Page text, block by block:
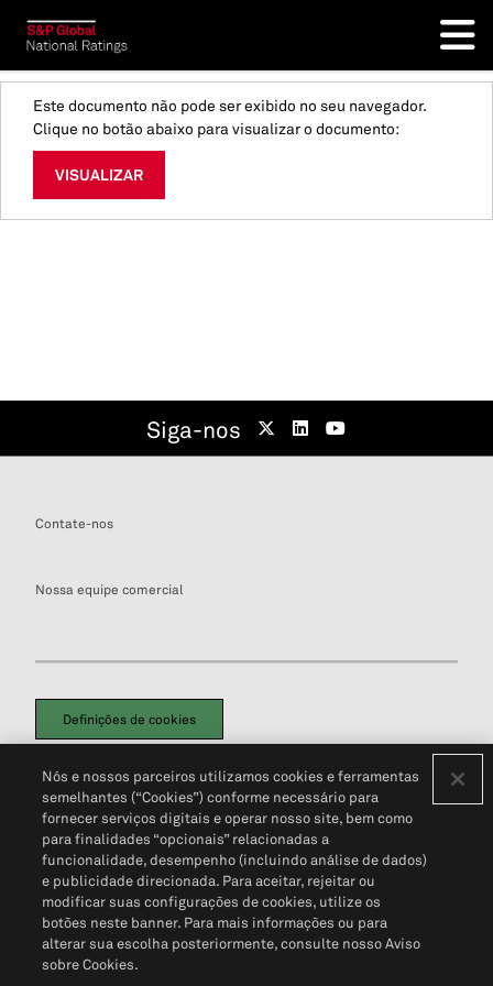
Este documento não pode ser exibido no seu navegador.
Clique no botão abaixo para visualizar o documento:
VISUALIZAR
Siga-nos
Contate-nos
Nossa equipe comercial
Definições de cookies
Política de PrivacidadePortal de privacidade do cliente (em inglês)
Não Venda Minhas Informações Pessoais© 2026 S&P Global
Nós e nossos parceiros utilizamos cookies e ferramentas
semelhantes (“Cookies”) conforme necessário para
fornecer serviços digitais e operar nosso site, bem como
para finalidades “opcionais” relacionadas a
funcionalidade, desempenho (incluindo análise de dados)
e publicidade direcionada. Para aceitar, rejeitar ou
modificar suas configurações de cookies, utilize os
botões neste banner. Para mais informações ou para
alterar sua escolha posteriormente, consulte nosso Aviso
sobre Cookies.